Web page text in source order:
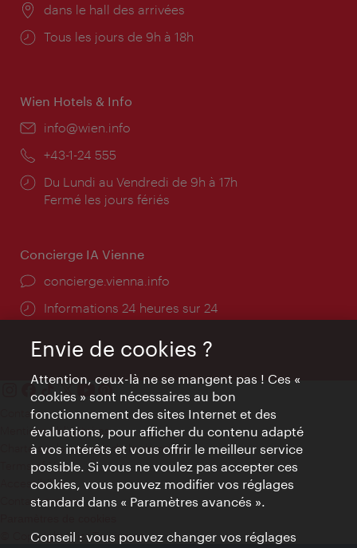
Lieu:
dans le hall des arrivées
Horaires
Tous les jours de 9h à 18h
Wien Hotels & Info
E-
info@wien.info
Téléphone:
+43-1-24 555
Horaires
d'ouverture:
Du Lundi au Vendredi de 9h à 17h
Fermé les jours fériés
Concierge IA Vienne
Ort:
concierge.vienna.info
Öffnungszeiten:
Informations 24 heures sur 24
Contact
Mentions obligatoires
Charte sur le respect de la vie privée
Terms of Use
Accessibilité
Contact presse
© Copyright WienTourismus
Envie de cookies ?
Attention, ceux-là ne se mangent pas ! Ces «
cookies » sont nécessaires au bon
fonctionnement des sites Internet et des
évaluations, pour afficher du contenu adapté
à vos intérêts et vous offrir le meilleur service
possible. Si vous ne voulez pas accepter ces
cookies, vous pouvez modifier vos réglages
standard dans « Paramètres avancés ».
Conseil : vous pouvez changer vos réglages